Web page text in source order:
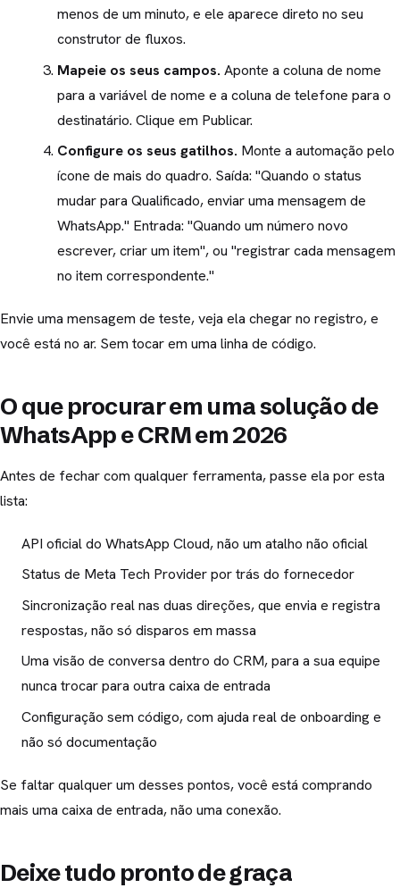
menos de um minuto, e ele aparece direto no seu
construtor de fluxos.
Mapeie os seus campos. Aponte a coluna de nome
para a variável de nome e a coluna de telefone para o
destinatário. Clique em Publicar.
Configure os seus gatilhos. Monte a automação pelo
ícone de mais do quadro. Saída: "Quando o status
mudar para Qualificado, enviar uma mensagem de
WhatsApp." Entrada: "Quando um número novo
escrever, criar um item", ou "registrar cada mensagem
no item correspondente."
Envie uma mensagem de teste, veja ela chegar no registro, e
você está no ar. Sem tocar em uma linha de código.
O que procurar em uma solução de
WhatsApp e CRM em 2026
Antes de fechar com qualquer ferramenta, passe ela por esta
lista:
API oficial do WhatsApp Cloud, não um atalho não oficial
Status de Meta Tech Provider por trás do fornecedor
Sincronização real nas duas direções, que envia e registra
respostas, não só disparos em massa
Uma visão de conversa dentro do CRM, para a sua equipe
nunca trocar para outra caixa de entrada
Configuração sem código, com ajuda real de onboarding e
não só documentação
Se faltar qualquer um desses pontos, você está comprando
mais uma caixa de entrada, não uma conexão.
Deixe tudo pronto de graça